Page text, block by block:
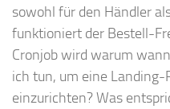
sowohl für den Händler
funktioniert der Bestell-
Cronjob wird warum
ich tun, um eine Landing-
einzurichten? Was